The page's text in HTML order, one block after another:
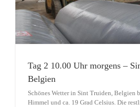
Tag 2 10.00 Uhr morgens –
Belgien
Schönes Wetter in Sint Truiden, Belgien
Himmel und ca. 19 Grad Celsius. Die